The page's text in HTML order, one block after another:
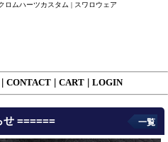
ロムハーツカスタム | スワロウェア
CONTACT CART LOGIN
せ ====== 一覧